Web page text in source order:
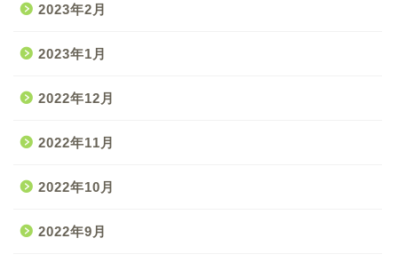
2023年2月
2023年1月
2022年12月
2022年11月
2022年10月
2022年9月